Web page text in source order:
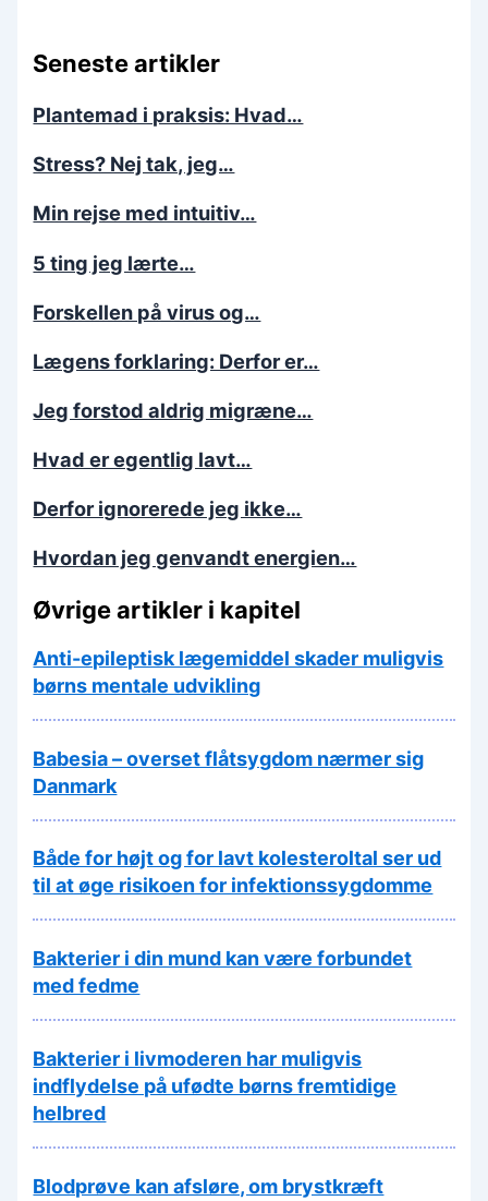
Seneste artikler
Plantemad i praksis: Hvad…
Stress? Nej tak, jeg…
Min rejse med intuitiv…
5 ting jeg lærte…
Forskellen på virus og…
Lægens forklaring: Derfor er…
Jeg forstod aldrig migræne…
Hvad er egentlig lavt…
Derfor ignorerede jeg ikke…
Hvordan jeg genvandt energien…
Øvrige artikler i kapitel
Anti-epileptisk lægemiddel skader muligvis
børns mentale udvikling
Babesia – overset flåtsygdom nærmer sig
Danmark
Både for højt og for lavt kolesteroltal ser ud
til at øge risikoen for infektionssygdomme
Bakterier i din mund kan være forbundet
med fedme
Bakterier i livmoderen har muligvis
indflydelse på ufødte børns fremtidige
helbred
Blodprøve kan afsløre, om brystkræft